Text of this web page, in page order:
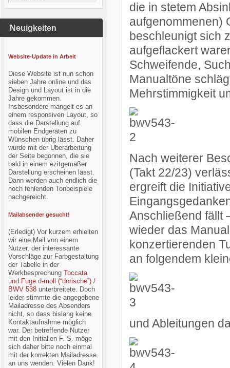
Neuigkeiten
Website-Update in Arbeit
Diese Website ist nun schon
sieben Jahre online und das
Design und Layout ist in die
Jahre gekommen.
Insbesondere mangelt es an
einem responsiven Layout, so
dass die Darstellung auf
mobilen Endgeräten zu
Wünschen übrig lässt. Daher
wurde mit der Überarbeitung
der Seite begonnen, die sie
bald in einem ezitgemäßer
Darstellung erscheinen lässt.
Dann werden auch endlich die
noch fehlenden Tonbeispiele
nachgereicht.
Mailabsender gesucht!
(Erledigt) Vor kurzem erhielten
wir eine Mail von einem
Nutzer, der interessante
Vorschläge zur Farbgestaltung
der Tabelle in der
Werkbesprechung Toccata
und Fuge d-moll (“dorische”) /
BWV 538unterbreitete. Doch
leider stimmte die angegebene
Mailadresse des Absenders
nicht, so dass bislang keine
Kontaktaufnahme möglich
war. Der betreffende Nutzer
mit den Initialien F. S. möge
sich daher bitte noch einmal
mit der korrekten Mailadresse
an uns wenden. Vielen Dank!
die in stetem
aufgenommenen)
beschleunigt sich
aufgeflackert
Schweifende,
Manualtöne
Mehrstimmigkeit
Nach weiterer
(Takt 22/23)
ergreift die
Anschließend fällt
wieder das
konzertierenden
an folgendem
und Ableitungen